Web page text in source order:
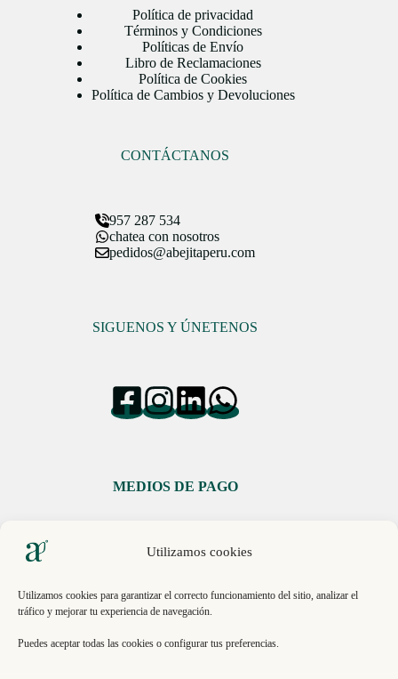
Utilizamos cookies
Utilizamos cookies para garantizar el correcto funcionamiento del sitio, analizar el
tráfico y mejorar tu experiencia de navegación.
Puedes aceptar todas las cookies o configurar tus preferencias.
Política de privacidad
Términos y Condiciones
Políticas de Envío
Libro de Reclamaciones
Política de Cookies
Política de Cambios y Devoluciones
CONTÁCTANOS
957 287 534
chatea con nosotros
pedidos@abejitaperu.com
SIGUENOS Y ÚNETENOS
MEDIOS DE PAGO
Libro de Reclamaciones